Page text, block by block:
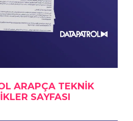
ARAPÇA TEKNIK
SAYFASI